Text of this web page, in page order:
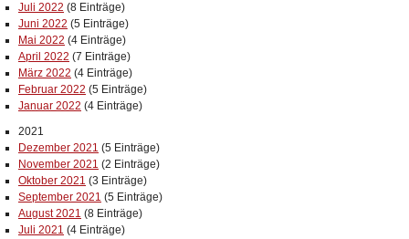
Juli 2022 (8 Einträge)
Juni 2022 (5 Einträge)
Mai 2022 (4 Einträge)
April 2022 (7 Einträge)
März 2022 (4 Einträge)
Februar 2022 (5 Einträge)
Januar 2022 (4 Einträge)
2021
Dezember 2021 (5 Einträge)
November 2021 (2 Einträge)
Oktober 2021 (3 Einträge)
September 2021 (5 Einträge)
August 2021 (8 Einträge)
Juli 2021 (4 Einträge)